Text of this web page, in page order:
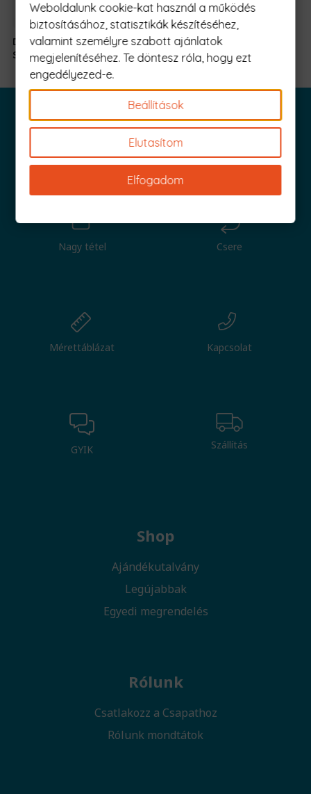
Dabing Through the
Snow
5990 Ft-
tól
Iratkozz fel és küldjük is az 1000 Ft értékű kuponod!
Nagy tétel Csere
Mérettáblázat Kapcsolat
GYIK Szállítás
Shop
Ajándékutalvány
Legújabbak
Egyedi megrendelés
Rólunk
Csatlakozz a Csapathoz
Rólunk mondtátok
Weboldalunk cookie-kat használ a működés
biztosításához, statisztikák készítéséhez,
valamint személyre szabott ajánlatok
megjelenítéséhez. Te döntesz róla, hogy ezt
engedélyezed-e.
Beállítások
Elutasítom
Elfogadom